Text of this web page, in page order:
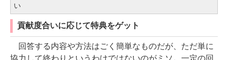
い
貢献度合いに応じて特典をゲット
回答する内容や方法はごく簡単なものだが、ただ単に
協力して終わりというわけではないのがミソ。一定の回